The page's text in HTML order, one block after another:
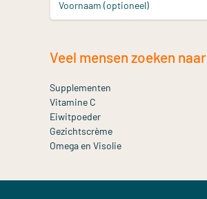
Voornaam (optioneel)
Veel mensen zoeken naar
Supplementen
Vitamine C
Eiwitpoeder
Gezichtscrème
Omega en Visolie